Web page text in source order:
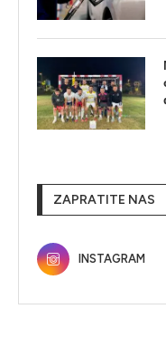
ZAPRATITE NAS
INSTAGRAM